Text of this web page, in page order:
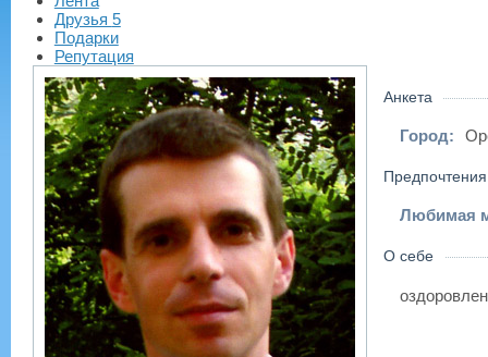
Друзья 5
Подарки
Репутация
Анкета
Город:
Предпочтения
Любимая
О себе